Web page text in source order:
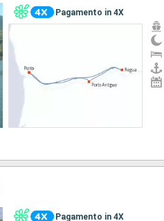
Pagamento in 4X
Pagamento in 4X